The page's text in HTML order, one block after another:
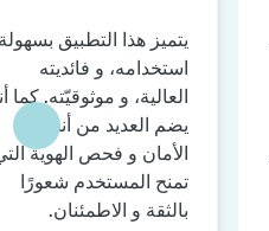
يتميز هذا التطبيق
استخدامه، و فائديته
العالية، و موثوقيّته. كما
يضم العديد من أنظمة
الأمان و فحص الهوية
تمنح المستخدم شعورًا
بالثقة و الاطمئنان.